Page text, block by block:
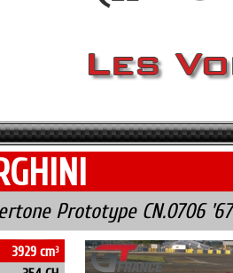
Prototype CN.0706 '67
3929 cm3